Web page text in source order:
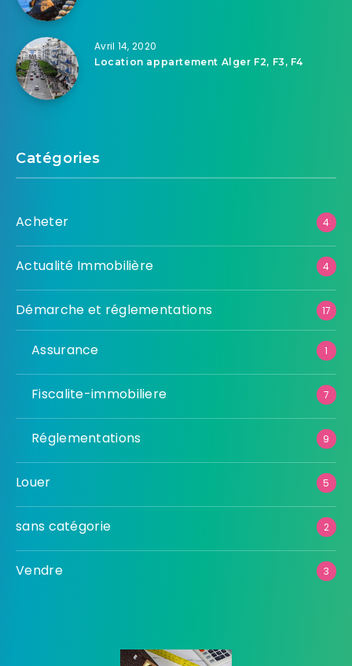
Avril 14, 2020
Location appartement Alger F2, F3, F4
Catégories
Acheter 4
Actualité Immobilière 4
Démarche et réglementations 17
Assurance 1
Fiscalite-immobiliere 7
Réglementations 9
Louer 5
sans catégorie 2
Vendre 3